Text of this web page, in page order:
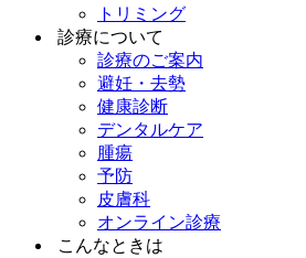
トリミング
診療について
診療のご案内
避妊・去勢
健康診断
デンタルケア
腫瘍
予防
皮膚科
オンライン診療
こんなときは